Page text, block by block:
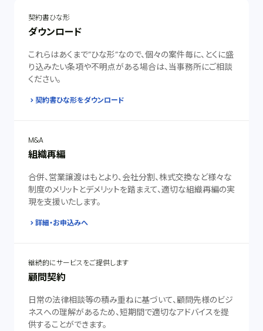
契約書ひな形
ダウンロード
これらはあくまで”ひな形”なので、個々の案件毎に、とくに盛
り込みたい条項や不明点がある場合は、当事務所にご相談
ください。
契約書ひな形をダウンロード
M&A
組織再編
合併、営業譲渡はもとより、会社分割、株式交換など様々な
制度のメリットとデメリットを踏まえて、適切な組織再編の実
現を支援いたします。
詳細・お申込みへ
継続的にサービスをご提供します
顧問契約
日常の法律相談等の積み重ねに基づいて、顧問先様のビジ
ネスへの理解があるため、短期間で適切なアドバイスを提
供することができます。